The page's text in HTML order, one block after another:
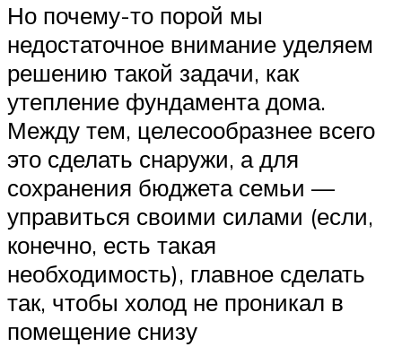
Но почему-то порой мы
недостаточное внимание уделяем
решению такой задачи, как
утепление фундамента дома.
Между тем, целесообразнее всего
это сделать снаружи, а для
сохранения бюджета семьи —
управиться своими силами (если,
конечно, есть такая
необходимость), главное сделать
так, чтобы холод не проникал в
помещение снизу